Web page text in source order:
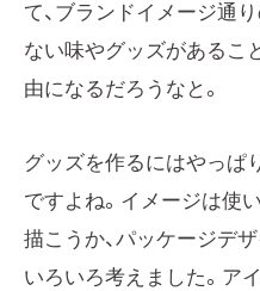
て、ブランドイメージ通
ない味やグッズがあるこ
由になるだろうなと。
グッズを作るにはやっぱ
ですよね。イメージは使
描こうか、パッケージデ
いろいろ考えました。ア